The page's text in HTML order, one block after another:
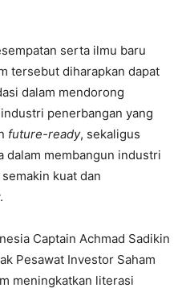
serta ilmu baru
tersebut diharapkan dapat
dalam mendorong
penerbangan yang
future-ready, sekaligus
dalam membangun industri
kuat dan
Captain Achmad Sadikin
Pesawat Investor Saham
meningkatkan literasi